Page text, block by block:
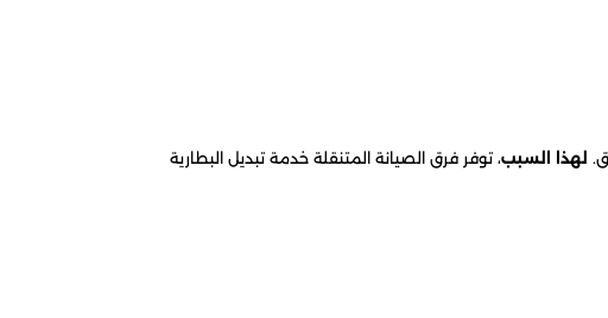
لهذا السبب، توفر فرق الصيانة المتنقلة خدمة تبديل البطارية